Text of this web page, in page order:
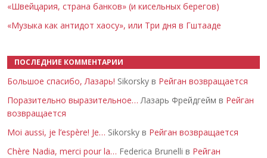
«Швейцария, страна банков» (и кисельных берегов)
«Музыка как антидот хаосу», или Три дня в Гштааде
ПОСЛЕДНИЕ КОММЕНТАРИИ
Большое спасибо, Лазарь! Sikorsky в Рейган возвращается
Поразительно выразительное… Лазарь Фрейдгейм в Рейган
возвращается
Moi aussi, je l’espère! Je… Sikorsky в Рейган возвращается
Chère Nadia, merci pour la… Federica Brunelli в Рейган